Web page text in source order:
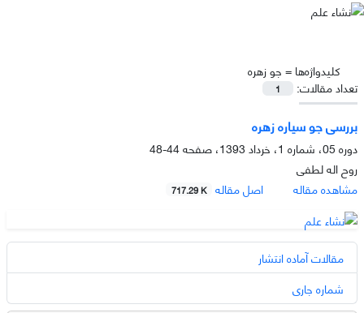
کلیدواژه‌ها = جو زهره
تعداد مقالات:
1
بررسی جو سیاره زهره
دوره 05، شماره 1، خرداد 1393، صفحه
44-48
روح اله لطفی
مشاهده مقاله
اصل مقاله 717.29 K
مقالات آماده انتشار
شماره جاری